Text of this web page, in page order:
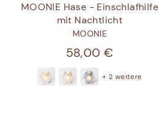
MOONIE Hase - Einschlafhilfe
mit Nachtlicht
MOONIE
58,00 €
+ 2 weitere